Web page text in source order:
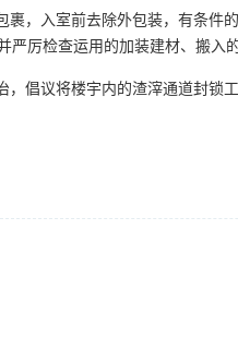
，入室前去除外包装，有条件
厉检查运用的加装建材、搬入
倡议将楼宇内的渣滓通道封锁